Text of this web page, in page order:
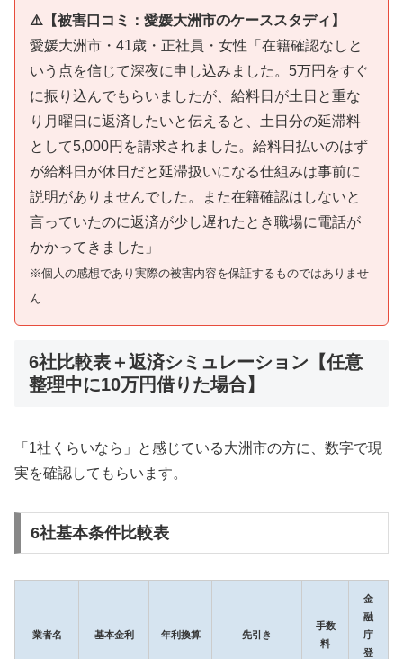
⚠️【被害口コミ：愛媛大洲市のケーススタディ】
愛媛大洲市・41歳・正社員・女性「在籍確認なしと
いう点を信じて深夜に申し込みました。5万円をすぐ
に振り込んでもらいましたが、給料日が土日と重な
り月曜日に返済したいと伝えると、土日分の延滞料
として5,000円を請求されました。給料日払いのはず
が給料日が休日だと延滞扱いになる仕組みは事前に
説明がありませんでした。また在籍確認はしないと
言っていたのに返済が少し遅れたとき職場に電話が
かかってきました」
※個人の感想であり実際の被害内容を保証するものではありませ
ん
6社比較表＋返済シミュレーション【任意
整理中に10万円借りた場合】
「1社くらいなら」と感じている大洲市の方に、数字で現
実を確認してもらいます。
6社基本条件比較表
業者名 基本金利 年利換算 先引き
手数
料
金
融
庁
登